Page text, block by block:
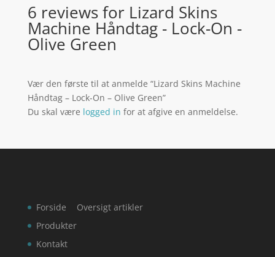
6 reviews for Lizard Skins
Machine Håndtag - Lock-On -
Olive Green
Vær den første til at anmelde “Lizard Skins Machine
Håndtag – Lock-On – Olive Green”
Du skal være logged in for at afgive en anmeldelse.
Forside
Produkter
Kontakt
Oversigt artikler